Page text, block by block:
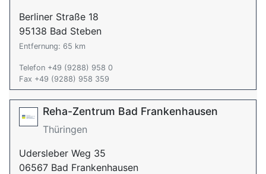
Berliner Straße 18
95138 Bad Steben
Entfernung: 65 km
Telefon +49 (9288) 958 0
Fax +49 (9288) 958 359
Reha-Zentrum Bad Frankenhausen
Thüringen
Udersleber Weg 35
06567 Bad Frankenhausen